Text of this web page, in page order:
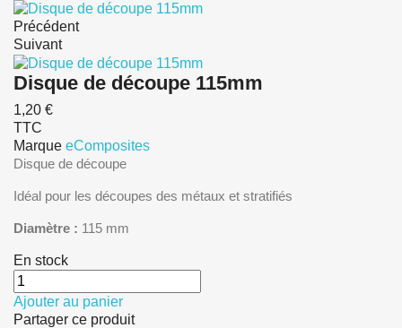
Précédent
Suivant
Disque de découpe 115mm
1,20 €
TTC
Marque eComposites
Disque de découpe
Idéal pour les découpes des métaux et stratifiés
Diamètre : 115 mm
En stock
Ajouter au panier
Partager ce produit